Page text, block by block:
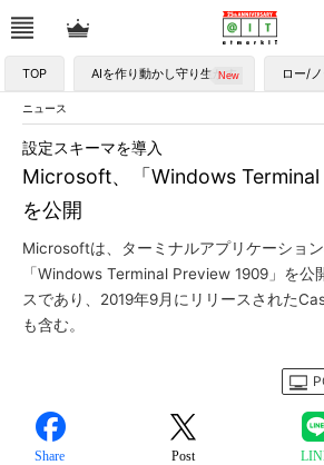
TOP AIを作り動かし守り生かす ロー/
ニュース
Microsoft、「Windows Terminal
を公開
設定スキーマを導入
Microsoftは、ターミナルアプリケーショ
「Windows Terminal Preview 1909」を公
スであり、2019年9月にリリースされた
も含む。
Share Post